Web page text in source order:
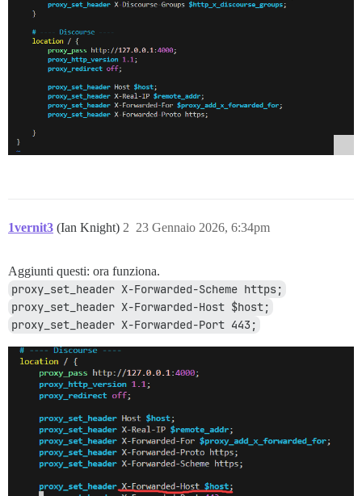
1vernit3 (Ian Knight) 23 Gennaio 2026, 6:34pm
2
Aggiunti questi: ora funziona.
proxy_set_header X-Forwarded-Scheme https;
proxy_set_header X-Forwarded-Host $host;
proxy_set_header X-Forwarded-Port 443;